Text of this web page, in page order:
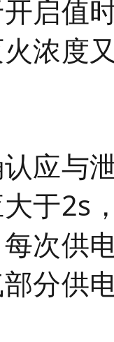
启值
浓度
应与
于2s
次供
分供